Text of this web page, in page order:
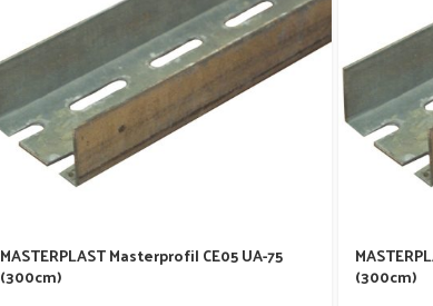
MASTERPLAST Masterprofil CE05 UA-75
(300cm) (300cm)